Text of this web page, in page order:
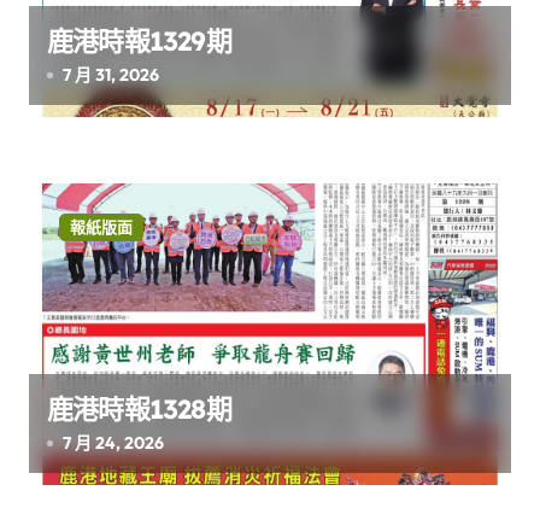
鹿港時報1329期
7 月 31, 2026
報紙版面
鹿港時報1328期
7 月 24, 2026